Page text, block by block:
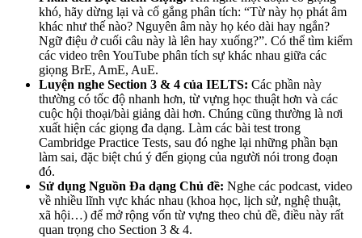
khó, hãy dừng lại và cố gắng phân tích: “Từ này họ phát âm
khác như thế nào? Nguyên âm này họ kéo dài hay ngắn?
Ngữ điệu ở cuối câu này là lên hay xuống?”. Có thể tìm kiếm
các video trên YouTube phân tích sự khác nhau giữa các
giọng BrE, AmE, AuE.
Luyện nghe Section 3 & 4 của IELTS: Các phần này
thường có tốc độ nhanh hơn, từ vựng học thuật hơn và các
cuộc hội thoại/bài giảng dài hơn. Chúng cũng thường là nơi
xuất hiện các giọng đa dạng. Làm các bài test trong
Cambridge Practice Tests, sau đó nghe lại những phần bạn
làm sai, đặc biệt chú ý đến giọng của người nói trong đoạn
đó.
Sử dụng Nguồn Đa dạng Chủ đề: Nghe các podcast, video
về nhiều lĩnh vực khác nhau (khoa học, lịch sử, nghệ thuật,
xã hội…) để mở rộng vốn từ vựng theo chủ đề, điều này rất
quan trọng cho Section 3 & 4.